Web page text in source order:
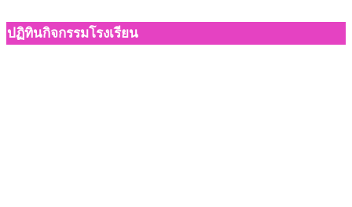
ปฏิทินกิจกรรมโรงเรียน